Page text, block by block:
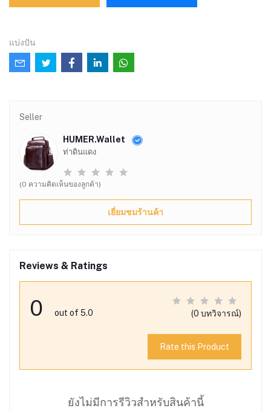
แบ่งปัน
Seller
HUMER.Wallet
ท่าดินแดง
(0 ความคิดเห็นของลูกค้า)
เยี่ยมชมร้านค้า
Reviews & Ratings
0 out of 5.0 (0 บทวิจารณ์)
Rate this Product
ยังไม่มีการรีวิวสำหรับสินค้านี้